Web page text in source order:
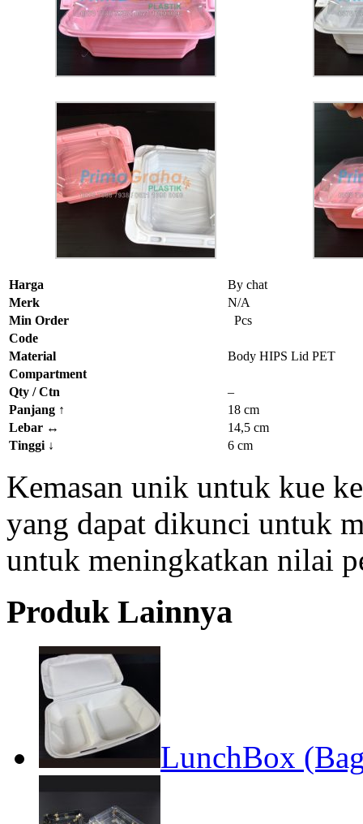
Harga
By chat
Merk
N/A
Min Order
Pcs
Code
Material
Body HIPS Lid PET
Compartment
Qty / Ctn
–
Panjang ↑
18 cm
Lebar ↔
14,5 cm
Tinggi ↓ 6 cm
Kemasan unik untuk kue
yang dapat dikunci untuk
untuk meningkatkan nilai
Produk Lainnya
LunchBox